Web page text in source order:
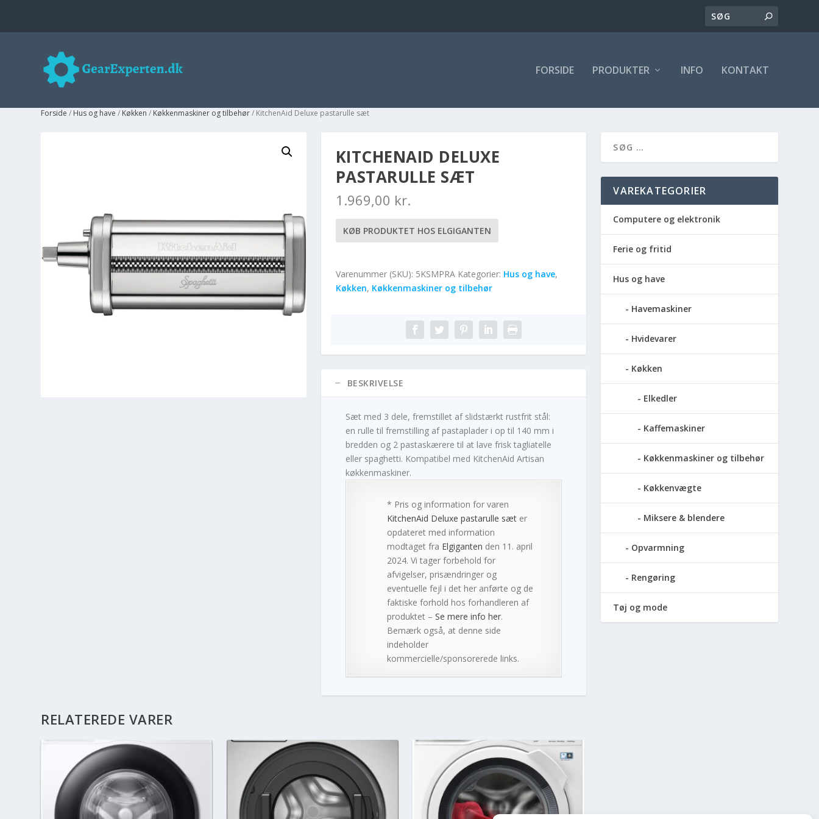
FORSIDE PRODUKTER INFO KONTAKT
Forside / Hus og have / Køkken / Køkkenmaskiner og tilbehør/ KitchenAid Deluxe pastarulle sæt
KITCHENAID DELUXE
PASTARULLE SÆT
1.969,00 kr.
KØB PRODUKTET HOS ELGIGANTEN
Varenummer (SKU): 5KSMPRA Kategorier: Hus og have,
Køkken, Køkkenmaskiner og tilbehør
BESKRIVELSE
Sæt med 3 dele, fremstillet af slidstærkt rustfrit stål:
en rulle til fremstilling af pastaplader i op til 140 mm i
bredden og 2 pastaskærere til at lave frisk tagliatelle
eller spaghetti. Kompatibel med KitchenAid Artisan
køkkenmaskiner.
* Pris og information for varen
KitchenAid Deluxe pastarulle sæter
opdateret med information
modtaget fra Elgiganten den 11. april
2024. Vi tager forbehold for
afvigelser, prisændringer og
eventuelle fejl i det her anførte og de
faktiske forhold hos forhandleren af
produktet – Se mere info her.
Bemærk også, at denne side
indeholder
kommercielle/sponsorerede links.
RELATEREDE VARER
VAREKATEGORIER
Computere og elektronik
Ferie og fritid
Hus og have
Havemaskiner
Hvidevarer
Køkken
Elkedler
Kaffemaskiner
Køkkenmaskiner og tilbehør
Køkkenvægte
Miksere & blendere
Opvarmning
Rengøring
Tøj og mode